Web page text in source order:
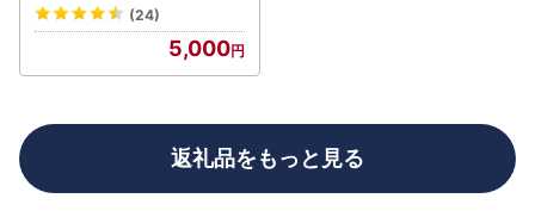
(24)
5,000
返礼品をもっと見る